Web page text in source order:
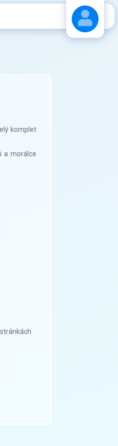
komplet
a morálce